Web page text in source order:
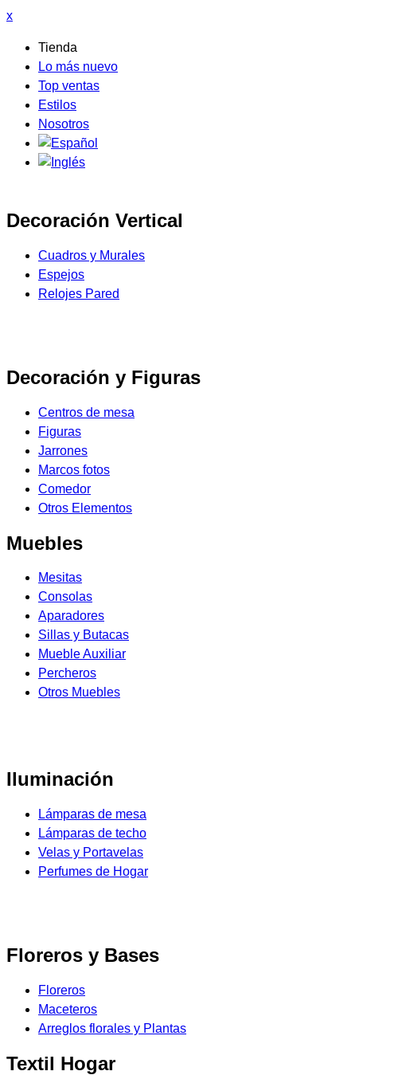
x
Tienda
Lo más nuevo
Top ventas
Estilos
Nosotros
Decoración Vertical
Cuadros y Murales
Espejos
Relojes Pared
Decoración y Figuras
Centros de mesa
Figuras
Jarrones
Marcos fotos
Comedor
Otros Elementos
Muebles
Mesitas
Consolas
Aparadores
Sillas y Butacas
Mueble Auxiliar
Percheros
Otros Muebles
Iluminación
Lámparas de mesa
Lámparas de techo
Velas y Portavelas
Perfumes de Hogar
Floreros y Bases
Floreros
Maceteros
Arreglos florales y Plantas
Textil Hogar